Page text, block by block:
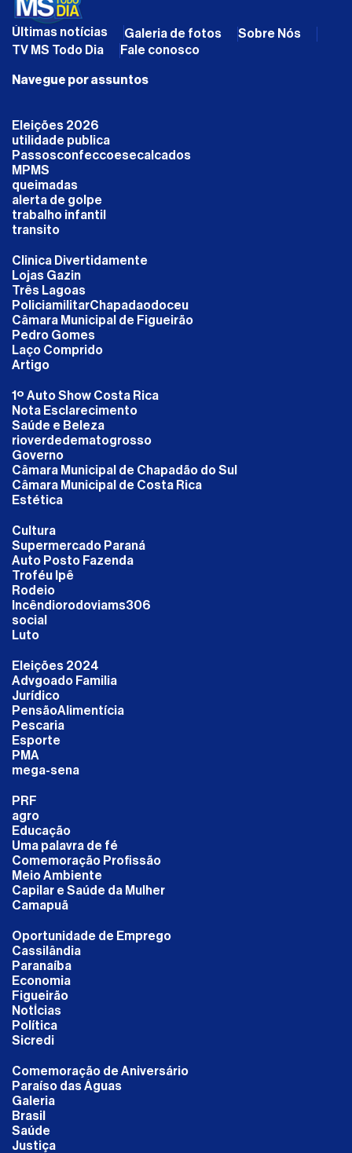
Últimas notícias Galeria de fotos
Sobre Nós
TV MS Todo Dia
Fale conosco
Navegue por assuntos
Eleições 2026
utilidade publica
Passosconfeccoesecalcados
MPMS
queimadas
alerta de golpe
trabalho infantil
transito
Clinica Divertidamente
Lojas Gazin
Três Lagoas
PoliciamilitarChapadaodoceu
Câmara Municipal de Figueirão
Pedro Gomes
Laço Comprido
Artigo
1º Auto Show Costa Rica
Nota Esclarecimento
Saúde e Beleza
rioverdedematogrosso
Governo
Câmara Municipal de Chapadão do Sul
Câmara Municipal de Costa Rica
Estética
Cultura
Supermercado Paraná
Auto Posto Fazenda
Troféu Ipê
Rodeio
Incêndiorodoviams306
social
Luto
Eleições 2024
Advgoado Familia
Jurídico
PensãoAlimentícia
Pescaria
Esporte
PMA
mega-sena
PRF
agro
Educação
Uma palavra de fé
Comemoração Profissão
Meio Ambiente
Capilar e Saúde da Mulher
Camapuã
Oportunidade de Emprego
Cassilândia
Paranaíba
Economia
Figueirão
NotÍcias
Política
Sicredi
Comemoração de Aniversário
Paraíso das Águas
Galeria
Brasil
Saúde
Justiça